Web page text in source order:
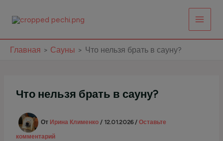
Главная Сауны Что нельзя брать в сауну?
Что нельзя брать в сауну?
От Ирина Клименко/ 12.01.2026/Оставьте
комментарий